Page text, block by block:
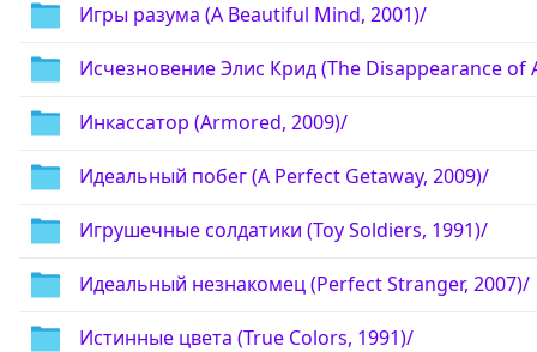
Игры разума (A Beautiful Mind, 2001)/
Исчезновение Элис Крид (The Disappearance of
Инкассатор (Armored, 2009)/
Идеальный побег (A Perfect Getaway, 2009)/
Игрушечные солдатики (Toy Soldiers, 1991)/
Идеальный незнакомец (Perfect Stranger, 2007)/
Истинные цвета (True Colors, 1991)/